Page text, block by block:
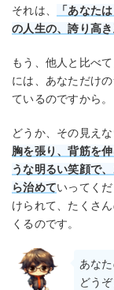
それは、
「あなた
の人生の、誇り高き
もう、他人と比べ
には、あなただけ
ているのですから。
どうか、その見え
胸を張り、背筋を
うな明るい笑顔で
ら治めていってく
けられて、たくさ
くるのです。
あな
どう